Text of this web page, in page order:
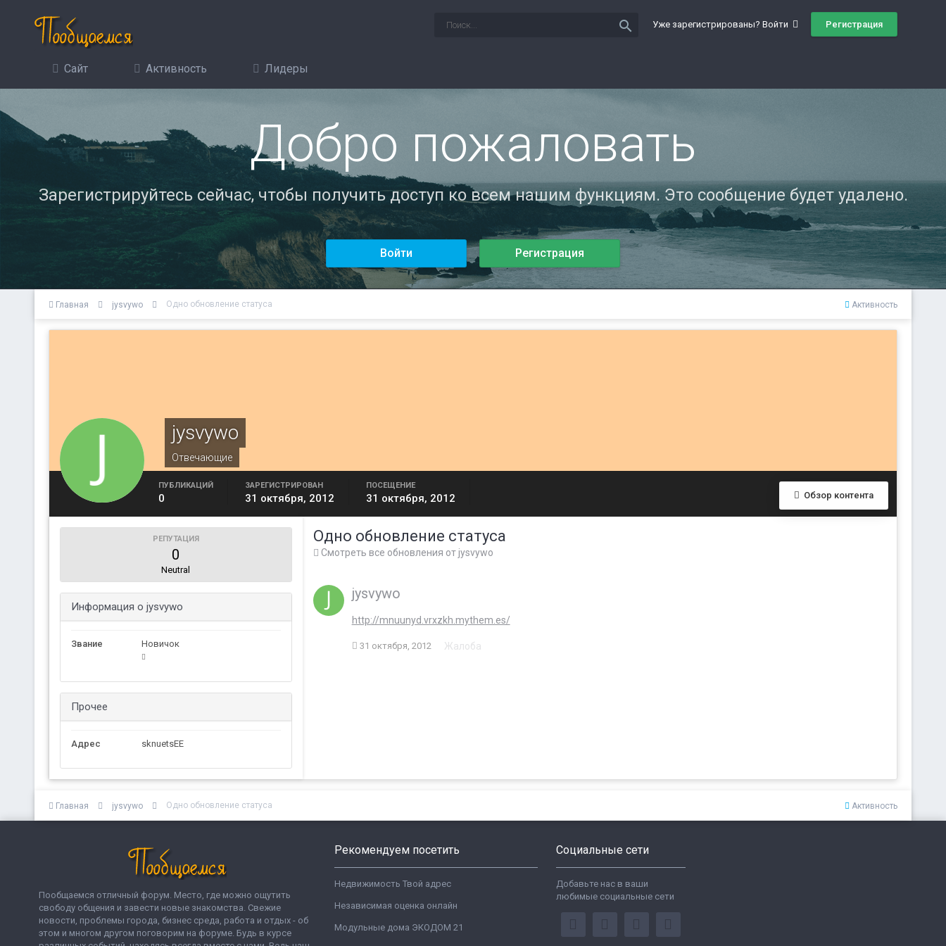
Уже зарегистрированы? Войти Регистрация
search
Сайт Активность Лидеры
Добро пожаловать
Зарегистрируйтесь сейчас, чтобы получить доступ ко всем нашим функциям. Это сообщение будет удалено.
Войти Регистрация
Активность
Главная jysvywo Одно обновление статуса
jysvywo
Отвечающие
Обзор контента
ПУБЛИКАЦИЙ
0
ЗАРЕГИСТРИРОВАН
31 октября, 2012
ПОСЕЩЕНИЕ
31 октября, 2012
РЕПУТАЦИЯ
0
Neutral
Информация о jysvywo
Звание Новичок
Прочее
Адрес sknuetsEE
Одно обновление статуса
Смотреть все обновления от jysvywo
jysvywo
http://mnuunyd.vrxzkh.mythem.es/
31 октября, 2012 Жалоба
Активность
Главная jysvywo Одно обновление статуса
Пообщаемся отличный форум. Место, где можно ощутить
свободу общения и завести новые знакомства. Свежие
новости, проблемы города, бизнес среда, работа и отдых - об
этом и многом другом поговорим на форуме. Будь в курсе
Рекомендуем посетить
Недвижимость Твой адрес
Независимая оценка онлайн
Модульные дома ЭКОДОМ 21
Социальные сети
Добавьте нас в ваши
любимые социальные сети